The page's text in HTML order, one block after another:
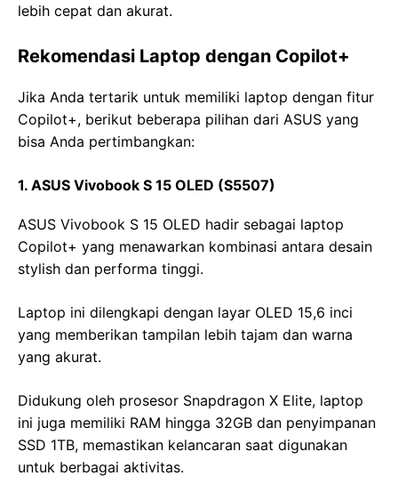
lebih cepat dan akurat.
Rekomendasi Laptop dengan Copilot+
Jika Anda tertarik untuk memiliki laptop dengan fitur
Copilot+, berikut beberapa pilihan dari ASUS yang
bisa Anda pertimbangkan:
1. ASUS Vivobook S 15 OLED (S5507)
ASUS Vivobook S 15 OLED hadir sebagai laptop
Copilot+ yang menawarkan kombinasi antara desain
stylish dan performa tinggi.
Laptop ini dilengkapi dengan layar OLED 15,6 inci
yang memberikan tampilan lebih tajam dan warna
yang akurat.
Didukung oleh prosesor Snapdragon X Elite, laptop
ini juga memiliki RAM hingga 32GB dan penyimpanan
SSD 1TB, memastikan kelancaran saat digunakan
untuk berbagai aktivitas.